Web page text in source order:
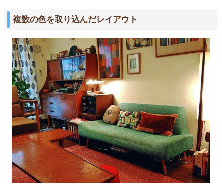
複数の色を取り込んだレイアウト